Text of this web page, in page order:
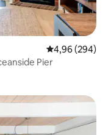
4,96 (294)
Pier